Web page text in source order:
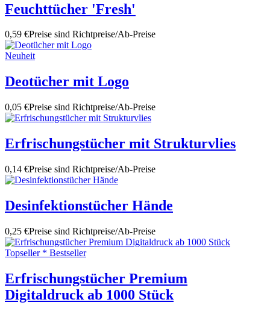
Feuchttücher 'Fresh'
0,59 €Preise sind Richtpreise/Ab-Preise
Neuheit
Deotücher mit Logo
0,05 €Preise sind Richtpreise/Ab-Preise
Erfrischungstücher mit Strukturvlies
0,14 €Preise sind Richtpreise/Ab-Preise
Desinfektionstücher Hände
0,25 €Preise sind Richtpreise/Ab-Preise
Topseller * Bestseller
Erfrischungstücher Premium
Digitaldruck ab 1000 Stück